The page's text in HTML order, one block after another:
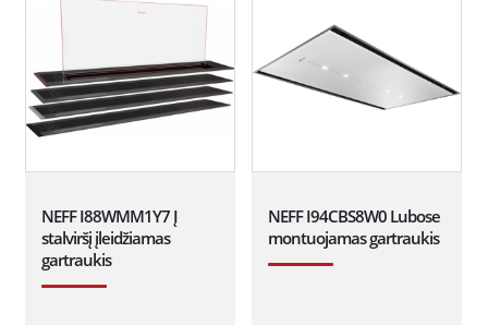
NEFF I88WMM1Y7 Į
stalviršį įleidžiamas
gartraukis
NEFF I94CBS8W0 Lubose
montuojamas gartraukis